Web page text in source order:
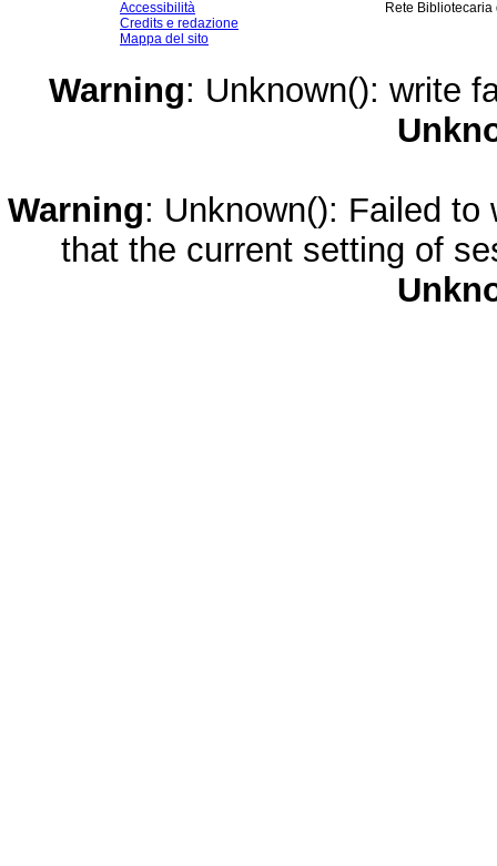
Accessibilità
Credits e redazione
Mappa del sito
Rete
Warning: Unknown(): write
Warning: Unknown(): Failed
that the current setting of